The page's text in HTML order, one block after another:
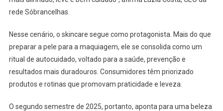
rede Sóbrancelhas.
Nesse cenário, o skincare segue como protagonista. Mais do que
preparar a pele para a maquiagem, ele se consolida como um
ritual de autocuidado, voltado para a saúde, prevenção e
resultados mais duradouros. Consumidores têm priorizado
produtos e rotinas que promovam praticidade e leveza.
O segundo semestre de 2025, portanto, aponta para uma beleza